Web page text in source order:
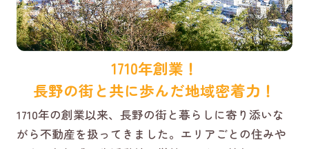
1710年創業！
長野の街と共に歩んだ地域密着力！
1710年の創業以来、長野の街と暮らしに寄り添いな
がら不動産を扱ってきました。エリアごとの住みや